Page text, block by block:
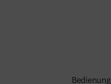
Bedienung